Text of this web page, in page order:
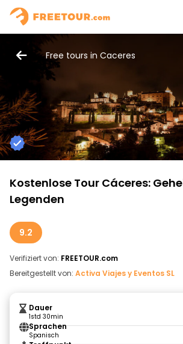
Free tours in Caceres
Kostenlose Tour Cáceres:
Legenden
9.2
Verifiziert von: FREETOUR.com
Bereitgestellt von: Activa Viajes y Eventos SL
Dauer
1std 30min
Sprachen
Spanisch